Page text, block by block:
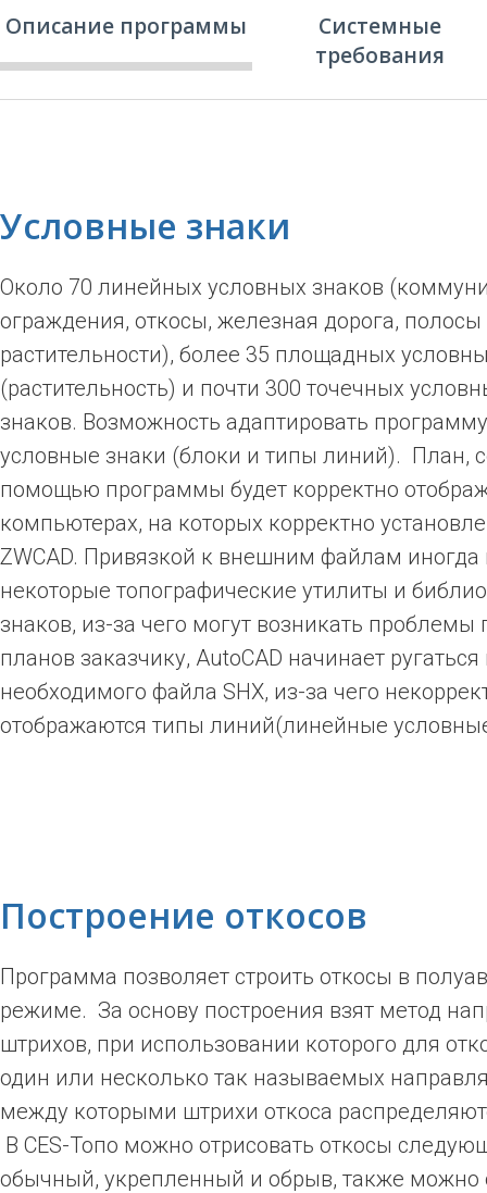
Описание программы
Системные
требования
Условные знаки
Около 70 линейных условных знаков
ограждения, откосы, железная дорога, полосы
растительности), более 35 площадных
(растительность) и почти 300 точечных
знаков. Возможность адаптировать
условные знаки (блоки и типы линий). План,
помощью программы будет корректно
компьютерах, на которых корректно
ZWCAD. Привязкой к внешним файлам иногда
некоторые топографические утилиты и
знаков, из-за чего могут возникать проблемы
планов заказчику, AutoCAD начинает ругаться
необходимого файла SHX, из-за чего
отображаются типы линий(линейные
Построение откосов
Программа позволяет строить откосы в
режиме. За основу построения взят метод
штрихов, при использовании которого для
один или несколько так называемых
между которыми штрихи откоса
В CES-Топо можно отрисовать откосы
обычный, укрепленный и обрыв, также можно